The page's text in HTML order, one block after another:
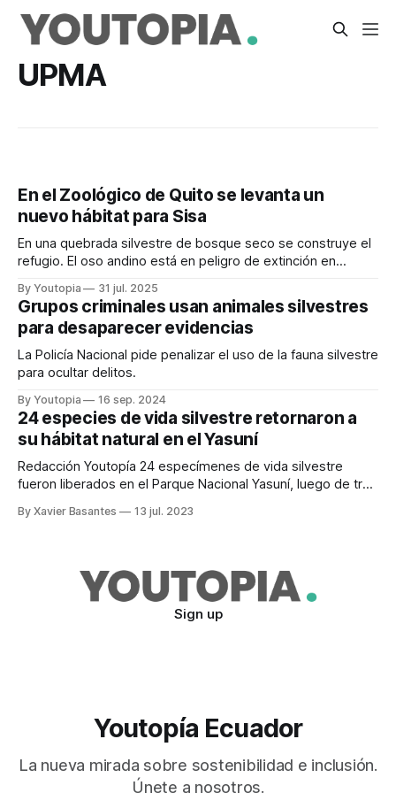
UPMA
En el Zoológico de Quito se levanta un
nuevo hábitat para Sisa
En una quebrada silvestre de bosque seco se construye el
refugio. El oso andino está en peligro de extinción en
By Youtopia 31 jul. 2025
Grupos criminales usan animales silvestres
para desaparecer evidencias
La Policía Nacional pide penalizar el uso de la fauna silvestre
para ocultar delitos.
By Youtopia 16 sep. 2024
24 especies de vida silvestre retornaron a
su hábitat natural en el Yasuní
Redacción Youtopía 24 especímenes de vida silvestre
fueron liberados en el Parque Nacional Yasuní, luego de tres
participaron guardaparques del área protegida, técnicos del
animales, atendidos en
By Xavier Basantes 13 jul. 2023
Sign up
Youtopía Ecuador
La nueva mirada sobre sostenibilidad e inclusión.
Únete a nosotros.